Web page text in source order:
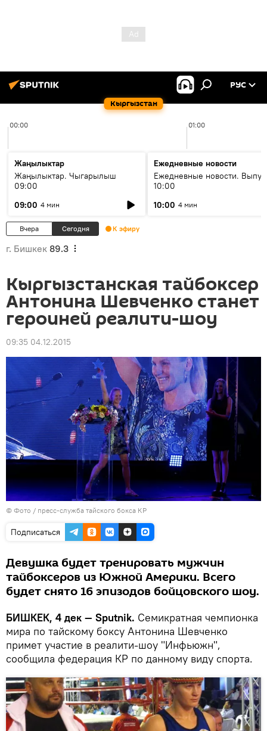
Кыргызстан
РУС
00:00 01:00
Жаңылыктар
Жаңылыктар. Чыгарылыш
09:00
09:00 4 мин
Ежедневные новости
Ежедневные новости.
10:00
10:00 4 мин
Вчера Сегодня К эфиру
г. Бишкек 89.3
Кыргызстанская тайбоксер
Антонина Шевченко станет
героиней реалити-шоу
09:35 04.12.2015
© Фото / пресс-служба тайского бокса КР
Подписаться
Девушка будет тренировать мужчин
тайбоксеров из Южной Америки. Всего
будет снято 16 эпизодов бойцовского шоу.
БИШКЕК, 4 дек — Sputnik. Семикратная чемпионка
мира по тайскому боксу Антонина Шевченко
примет участие в реалити-шоу "Инфьюжн",
сообщила федерация КР по данному виду спорта.